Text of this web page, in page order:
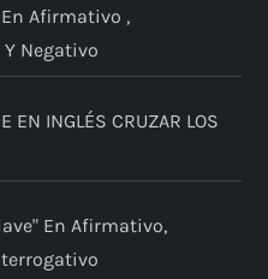
Afirmativo ,
Negativo
EN INGLÉS CRUZAR LOS
En Afirmativo,